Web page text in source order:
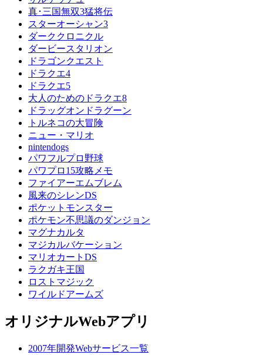
真･三国無双3猛将伝
スターオーシャン3
ダーククロニクル
ダービースタリオン
ドラゴンクエスト
ドラクエ4
ドラクエ5
大人のためのドラクエ8
ドラッグオンドラグーン
トルネコの大冒険
ニュー・マリオ
nintendogs
パワフルプロ野球
パワプロ15攻略メモ
ファイアーエムブレム
風来のシレンDS
ポケットモンスター
ポケモン不思議のダンジョン
マグナカルタ
マジカルバケーション
マリオカートDS
ラクガキ王国
ロストマジック
ワイルドアームズ
オリジナルWebアプリ
2007年開発Webサービス一覧